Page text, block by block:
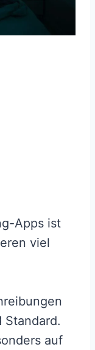
Apps ist
viel
auf